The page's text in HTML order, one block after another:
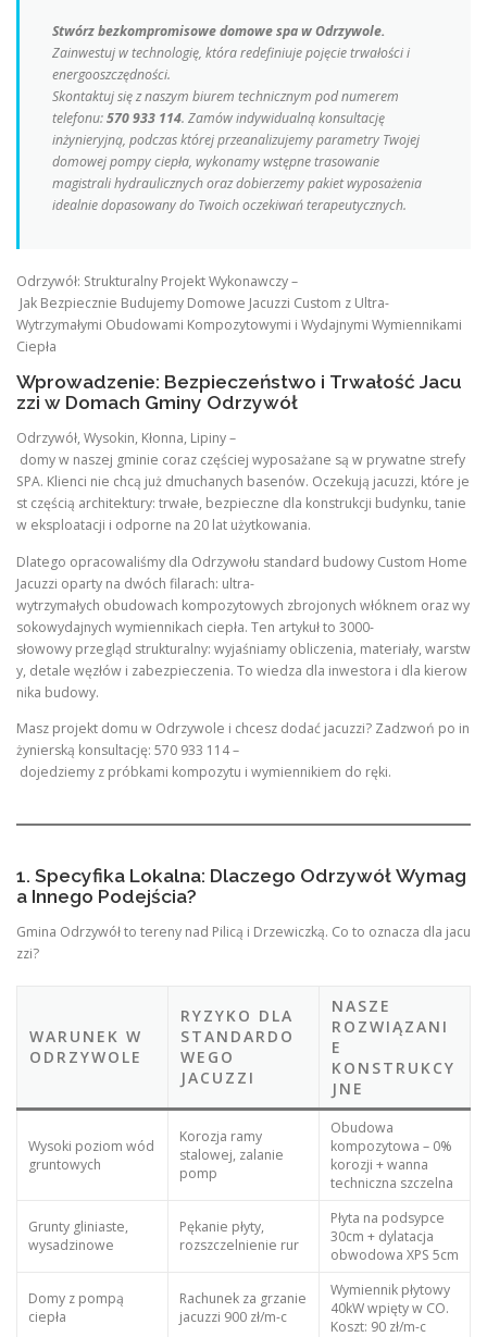
Stwórz bezkompromisowe domowe spa w Odrzywole.
Zainwestuj w technologię, która redefiniuje pojęcie trwałości i
energooszczędności.
Skontaktuj się z naszym biurem technicznym pod numerem
telefonu:570 933 114. Zamów indywidualną konsultację
inżynieryjną, podczas której przeanalizujemy parametry Twojej
domowej pompy ciepła, wykonamy wstępne trasowanie
magistrali hydraulicznych oraz dobierzemy pakiet wyposażenia
idealnie dopasowany do Twoich oczekiwań terapeutycznych.
Odrzywół: Strukturalny Projekt Wykonawczy –
Jak Bezpiecznie Budujemy Domowe Jacuzzi Custom z Ultra-
Wytrzymałymi Obudowami Kompozytowymi i Wydajnymi Wymiennikami
Ciepła
Wprowadzenie: Bezpieczeństwo i Trwałość Jacu
zzi w Domach Gminy Odrzywół
Odrzywół, Wysokin, Kłonna, Lipiny –
domy w naszej gminie coraz częściej wyposażane są w prywatne strefy
SPA. Klienci nie chcą już dmuchanych basenów. Oczekują jacuzzi, które je
st częścią architektury: trwałe, bezpieczne dla konstrukcji budynku, tanie
w eksploatacji i odporne na 20 lat użytkowania.
Dlatego opracowaliśmy dla Odrzywołu standard budowy Custom Home
Jacuzzi oparty na dwóch filarach: ultra-
wytrzymałych obudowach kompozytowych zbrojonych włóknem oraz wy
sokowydajnych wymiennikach ciepła. Ten artykuł to 3000-
słowowy przegląd strukturalny: wyjaśniamy obliczenia, materiały, warstw
y, detale węzłów i zabezpieczenia. To wiedza dla inwestora i dla kierow
nika budowy.
Masz projekt domu w Odrzywole i chcesz dodać jacuzzi? Zadzwoń po in
żynierską konsultację: 570 933 114 –
dojedziemy z próbkami kompozytu i wymiennikiem do ręki.
1. Specyfika Lokalna: Dlaczego Odrzywół Wymag
a Innego Podejścia?
Gmina Odrzywół to tereny nad Pilicą i Drzewiczką. Co to oznacza dla jacu
zzi?
WARUNEK W
ODRZYWOLE
RYZYKO DLA
STANDARDO
WEGO
JACUZZI
NASZE
ROZWIĄZANI
E
KONSTRUKCY
JNE
Wysoki poziom wód
gruntowych
Korozja ramy
stalowej, zalanie
pomp
Obudowa
kompozytowa – 0%
korozji + wanna
techniczna szczelna
Grunty gliniaste,
wysadzinowe
Pękanie płyty,
rozszczelnienie rur
Płyta na podsypce
30cm + dylatacja
obwodowa XPS 5cm
Domy z pompą
ciepła
Rachunek za grzanie
jacuzzi 900 zł/m-c
Wymiennik płytowy
40kW wpięty w CO.
Koszt: 90 zł/m-c